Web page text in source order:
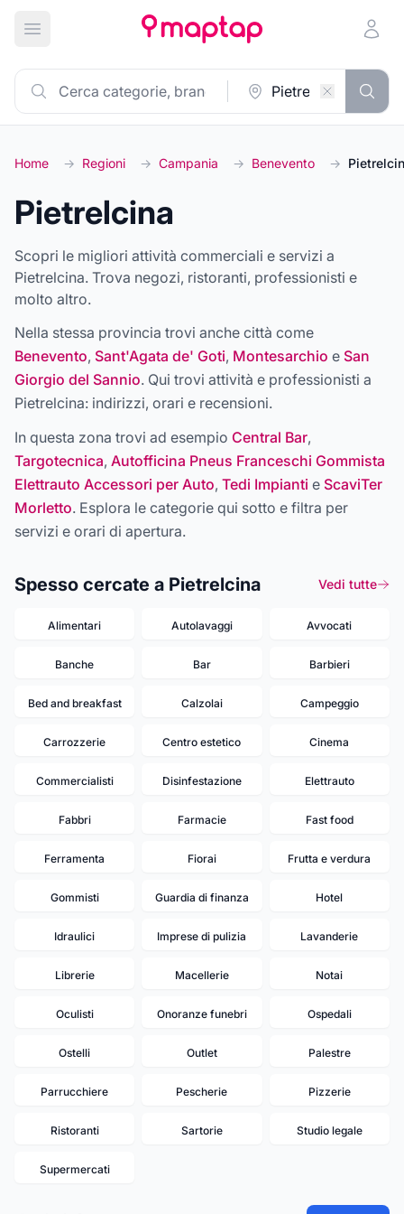
Apri menu principale
Home → Regioni → Campania → Benevento →
Pietrelcina
Scopri le migliori attività commerciali e servizi a
Pietrelcina. Trova negozi, ristoranti, professionisti e
molto altro.
Nella stessa provincia trovi anche città come
Benevento, Sant'Agata de' Goti, Montesarchio e San
Giorgio del Sannio. Qui trovi attività e professionisti a
Pietrelcina: indirizzi, orari e recensioni.
In questa zona trovi ad esempio Central Bar,
Targotecnica, Autofficina Pneus Franceschi Gommista
Elettrauto Accessori per Auto, Tedi Impianti e ScaviTer
Morletto. Esplora le categorie qui sotto e filtra per
servizi e orari di apertura.
Spesso cercate a Pietrelcina Vedi tutte
Alimentari Autolavaggi Avvocati
Banche Bar Barbieri
Bed and breakfast Calzolai Campeggio
Carrozzerie Centro estetico Cinema
Commercialisti Disinfestazione Elettrauto
Fabbri Farmacie Fast food
Ferramenta Fiorai Frutta e verdura
Gommisti Guardia di finanza Hotel
Idraulici Imprese di pulizia Lavanderie
Librerie Macellerie Notai
Oculisti Onoranze funebri Ospedali
Ostelli Outlet Palestre
Parrucchiere Pescherie Pizzerie
Ristoranti Sartorie Studio legale
Supermercati